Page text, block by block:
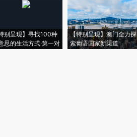
特别呈现】寻找100种
思的生活方式·第一对
【特别呈现】澳门全力探
索葡语国家新渠道